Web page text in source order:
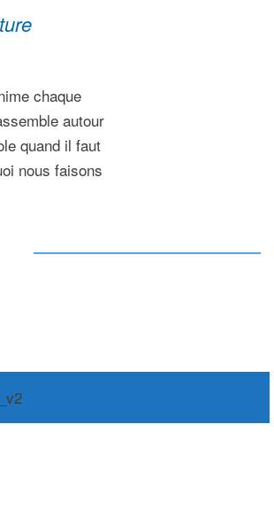
chaque
autour
quand il faut
nous faisons